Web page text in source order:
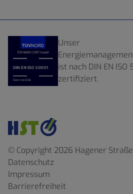
Unser
ist nach DIN EN ISO
zertifiziert.
© Copyright 2026 Hagener
Datenschutz
Impressum
Barrierefreiheit